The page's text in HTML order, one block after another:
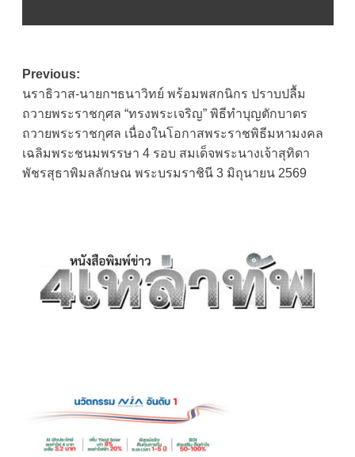
Post
navigation
Previous:
นราธิวาส-นายกฯธนาวิทย์ พร้อมพสกนิกร ปราบปลื้ม
ถวายพระราชกุศล “ทรงพระเจริญ” พิธีทำบุญตักบาตร
ถวายพระราชกุศล เนื่องในโอกาสพระราชพิธีมหามงคล
เฉลิมพระชนมพรรษา 4 รอบ สมเด็จพระนางเจ้าสุทิดา
พัชรสุธาพิมลลักษณ พระบรมราชินี 3 มิถุนายน 2569